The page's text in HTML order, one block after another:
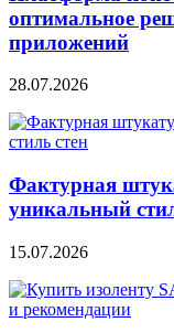
оптимальное
приложений
28.07.2026
Фактурная
уникальный
15.07.2026